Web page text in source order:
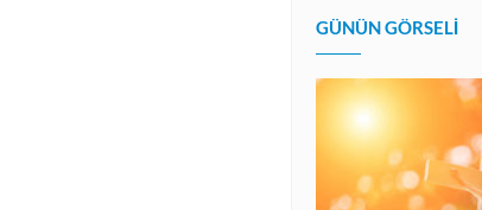
GÜNÜN GÖRSELI